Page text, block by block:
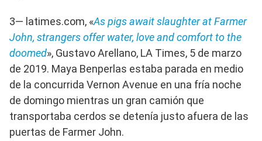
3— latimes.com, «As pigs await slaughter at Farmer
John, strangers offer water, love and comfort to the
doomed», Gustavo Arellano, LA Times, 5 de marzo
de 2019. Maya Benperlas estaba parada en medio
de la concurrida Vernon Avenue en una fría noche
de domingo mientras un gran camión que
transportaba cerdos se detenía justo afuera de las
puertas de Farmer John.